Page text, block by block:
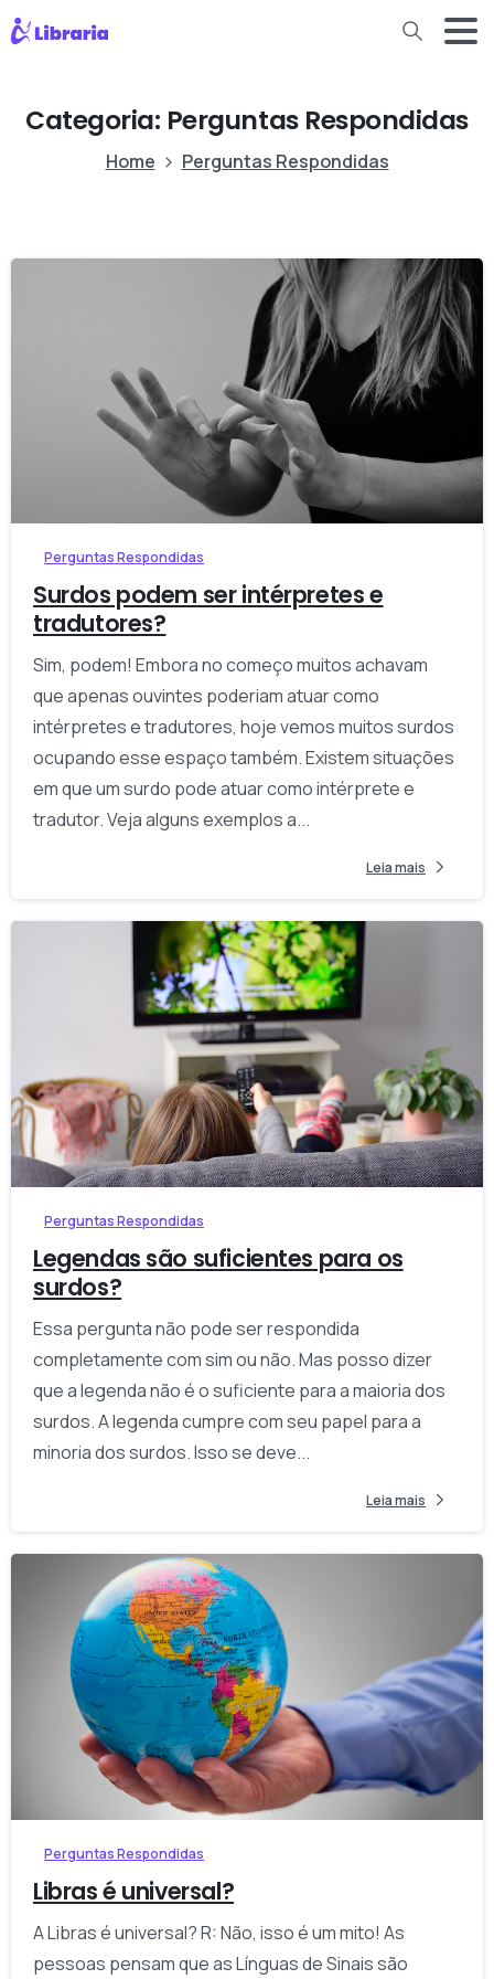
Categoria: Perguntas Respondidas
Home Perguntas Respondidas
-
Perguntas Respondidas
Surdos podem ser intérpretes e
tradutores?
Sim, podem! Embora no começo muitos achavam
que apenas ouvintes poderiam atuar como
intérpretes e tradutores, hoje vemos muitos surdos
ocupando esse espaço também. Existem situações
em que um surdo pode atuar como intérprete e
tradutor. Veja alguns exemplos a...
Leia mais
-
Perguntas Respondidas
Legendas são suficientes para os
surdos?
Essa pergunta não pode ser respondida
completamente com sim ou não. Mas posso dizer
que a legenda não é o suficiente para a maioria dos
surdos. A legenda cumpre com seu papel para a
minoria dos surdos. Isso se deve...
Leia mais
Perguntas Respondidas
Libras é universal?
A Libras é universal? R: Não, isso é um mito! As
pessoas pensam que as Línguas de Sinais são